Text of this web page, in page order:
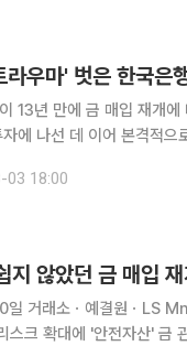
라우마' 벗은 한국은
13년 만에 금 매입 재개
에 나선 데 이어 본격적
입 확대 기조로 전환하겠다
03 18:00
일 거래소ㆍ예결원ㆍLS
스크 확대에 '안전자산' 금